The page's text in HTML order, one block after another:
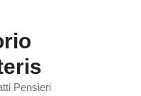
Pensieri